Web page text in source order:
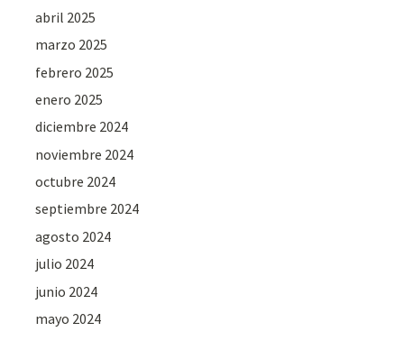
abril 2025
marzo 2025
febrero 2025
enero 2025
diciembre 2024
noviembre 2024
octubre 2024
septiembre 2024
agosto 2024
julio 2024
junio 2024
mayo 2024